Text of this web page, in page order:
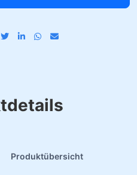
Produktübersicht